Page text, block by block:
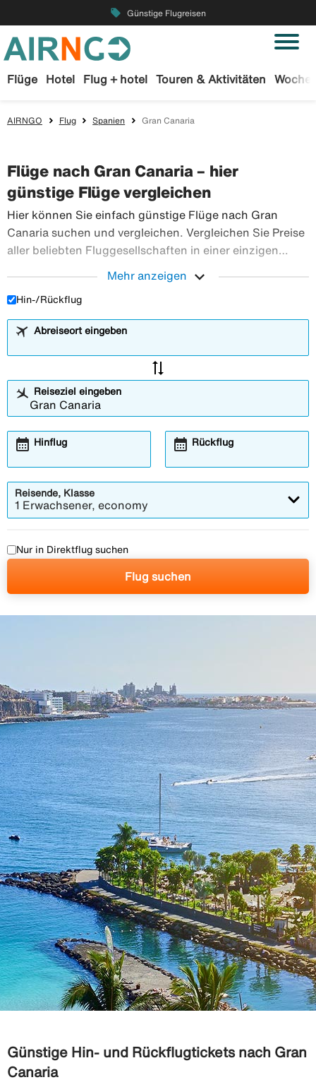
local_offer Günstige Flugreisen
Flüge Hotel Flug + hotel Touren & Aktivitäten
AIRNGO Flug Spanien Gran Canaria
Flüge nach Gran Canaria – hier
günstige Flüge vergleichen
Hier können Sie einfach günstige Flüge nach Gran
Canaria suchen und vergleichen. Vergleichen Sie Preise
aller beliebten Fluggesellschaften in einer einzigen
wir haben ein riesiges Angebot an Flugreisen in die
ganze Welt.Hier können Sie einfach günstige Flüge nach
Mehr anzeigen expand_more
Hin-/Rückflug
Abreiseort eingeben
sync_alt
Reiseziel eingeben
Hinflug
calendar_month Rückflug
calendar_month
Reisende, Klasse
1 Erwachsener, economy
Nur in Direktflug suchen
Flug suchen
Günstige Hin- und Rückflugtickets nach Gran
Canaria